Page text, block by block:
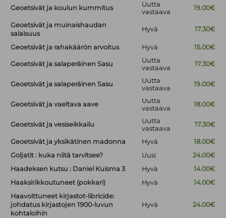
Geoetsivät ja koulun kummitus
Uutta
vastaava
19.00€
Geoetsivät ja muinaishaudan
salaisuus
Hyvä 17.30€
Geoetsivät ja rahakäärön arvoitus Hyvä 15.00€
Geoetsivät ja salaperäinen Sasu
Uutta
vastaava
17.30€
Geoetsivät ja salaperäinen Sasu
Uutta
vastaava
19.00€
Geoetsivät ja vaeltava aave
Uutta
vastaava
18.00€
Geoetsivät ja vesiseikkailu
Uutta
vastaava
17.30€
Geoetsivät ja yksikätinen madonna Hyvä
18.00€
Goljatit : kuka niitä tarvitsee?
Uusi
24.00€
Haadeksen kutsu : Daniel Kuisma 3
Hyvä
14.00€
Haaksirikkoutuneet (pokkari)
Hyvä
14.00€
Haavoittuneet kirjastot-libricide:
johdatus kirjastojen 1900-luvun
kohtaloihin
Hyvä 24.00€